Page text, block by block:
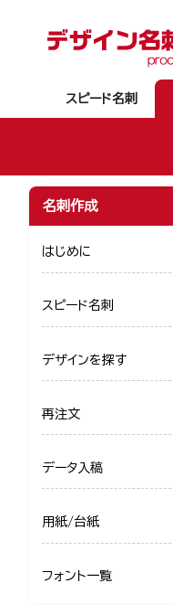
スピード名刺
名刺作成
はじめに
スピード名刺
デザインを探す
再注文
データ入稿
用紙/台紙
フォント一覧